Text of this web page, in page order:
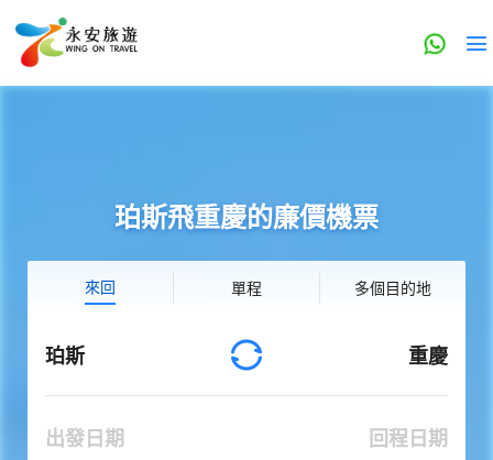
珀斯飛重慶的廉價機票
來回 單程 多個目的地
珀斯 重慶
出發日期 回程日期